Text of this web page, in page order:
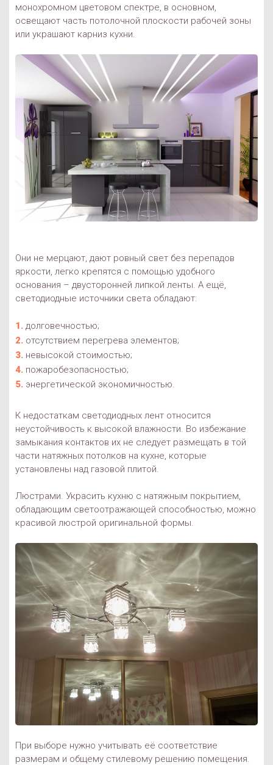
монохромном цветовом спектре, в основном,
освещают часть потолочной плоскости рабочей зоны
или украшают карниз кухни.
Они не мерцают, дают ровный свет без перепадов
яркости, легко крепятся с помощью удобного
основания – двусторонней липкой ленты. А ещё,
светодиодные источники света обладают:
долговечностью;
отсутствием перегрева элементов;
невысокой стоимостью;
пожаробезопасностью;
энергетической экономичностью.
К недостаткам светодиодных лент относится
неустойчивость к высокой влажности. Во избежание
замыкания контактов их не следует размещать в той
части натяжных потолков на кухне, которые
установлены над газовой плитой.
Люстрами. Украсить кухню с натяжным покрытием,
обладающим светоотражающей способностью, можно
красивой люстрой оригинальной формы.
При выборе нужно учитывать её соответствие
размерам и общему стилевому решению помещения.